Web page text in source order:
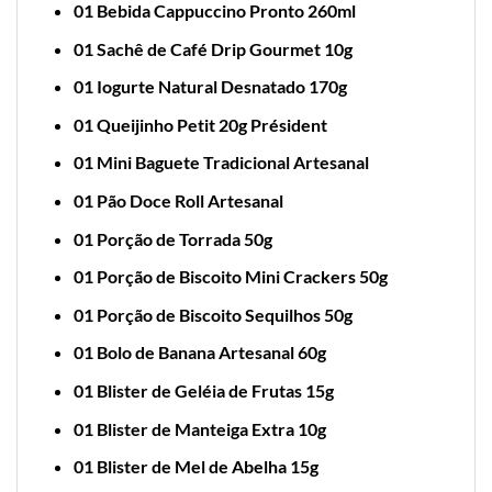
01 Bebida Cappuccino Pronto 260ml
01 Sachê de Café Drip Gourmet 10g
01 Iogurte Natural Desnatado 170g
01 Queijinho Petit 20g Président
01 Mini Baguete Tradicional Artesanal
01 Pão Doce Roll Artesanal
01 Porção de Torrada 50g
01 Porção de Biscoito Mini Crackers 50g
01 Porção de Biscoito Sequilhos 50g
01 Bolo de Banana Artesanal 60g
01 Blister de Geléia de Frutas 15g
01 Blister de Manteiga Extra 10g
01 Blister de Mel de Abelha 15g